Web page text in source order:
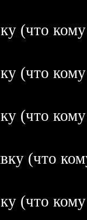
(что
(что
(что
(что
(что